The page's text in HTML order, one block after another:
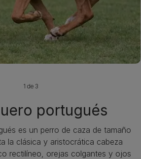
portugués
es un perro de caza de tamaño
la clásica y aristocrática cabeza
rectilíneo, orejas colgantes y ojos
1 de 3